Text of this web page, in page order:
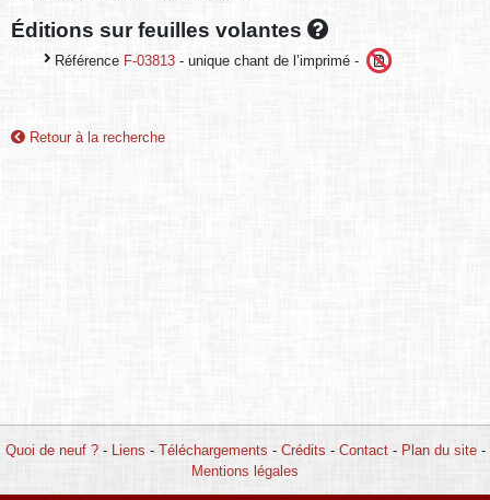
Éditions sur feuilles volantes
Référence F-03813 - unique chant de l’imprimé -
Retour à la recherche
Quoi de neuf ?- Liens - Téléchargements - Crédits - Contact- Plan du site-
Mentions légales